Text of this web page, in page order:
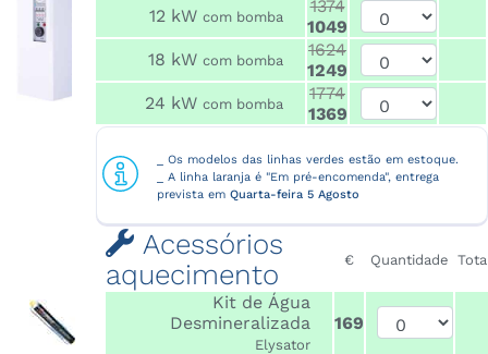
12 kW com bomba
1374
1049
18 kW com bomba
1624
1249
24 kW com bomba
1774
1369
_ Os modelos das linhas verdes estão em estoque.
_ A linha laranja é "Em pré-encomenda", entrega
prevista em Quarta-feira 5 Agosto
Acessórios
aquecimento
€ Quantidade
Kit de Água
Desmineralizada
Elysator
169